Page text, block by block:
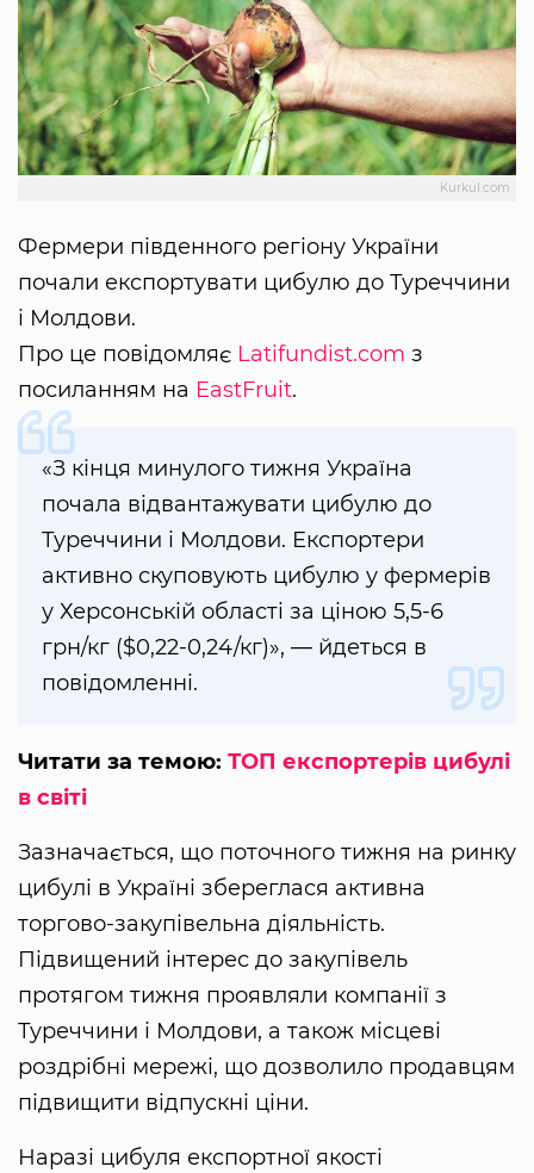
Kurkul.com
Фермери південного регіону України
почали експортувати цибулю до Туреччини
і Молдови.
Про це повідомляє Latifundist.com з
посиланням на EastFruit.
«З кінця минулого тижня Україна
почала відвантажувати цибулю до
Туреччини і Молдови. Експортери
активно скуповують цибулю у фермерів
у Херсонській області за ціною 5,5-6
грн/кг ($0,22-0,24/кг)», — йдеться в
повідомленні.
Читати за темою: ТОП експортерів цибулі
в світі
Зазначається, що поточного тижня на ринку
цибулі в Україні збереглася активна
торгово-закупівельна діяльність.
Підвищений інтерес до закупівель
протягом тижня проявляли компанії з
Туреччини і Молдови, а також місцеві
роздрібні мережі, що дозволило продавцям
підвищити відпускні ціни.
Наразі цибуля експортної якості